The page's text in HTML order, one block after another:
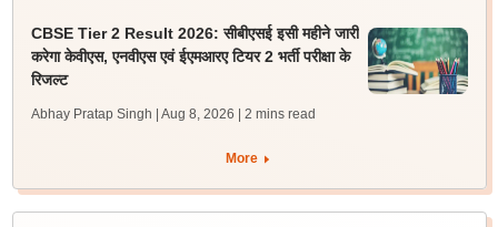
CBSE Tier 2 Result 2026: सीबीएसई इसी महीने जारी
करेगा केवीएस, एनवीएस एवं ईएमआरए टियर 2 भर्ती परीक्षा के
रिजल्ट
Abhay Pratap Singh | Aug 8, 2026 | 2 mins read
More